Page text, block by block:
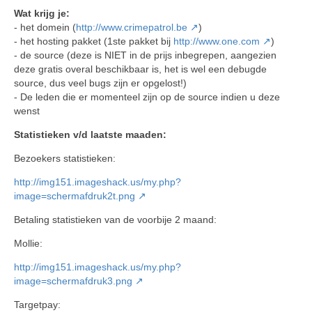
Wat krijg je:
- het domein (http://www.crimepatrol.be
)
- het hosting pakket (1ste pakket bij http://www.one.com
)
- de source (deze is NIET in de prijs inbegrepen, aangezien
deze gratis overal beschikbaar is, het is wel een debugde
source, dus veel bugs zijn er opgelost!)
- De leden die er momenteel zijn op de source indien u deze
wenst
Statistieken v/d laatste maaden:
Bezoekers statistieken:
http://img151.imageshack.us/my.php?
image=schermafdruk2t.png
Betaling statistieken van de voorbije 2 maand:
Mollie:
http://img151.imageshack.us/my.php?
image=schermafdruk3.png
Targetpay: